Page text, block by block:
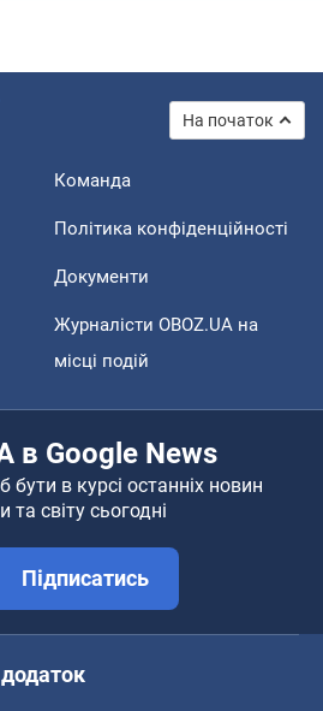
На початок
Команда
Політика конфіденційності
Документи
Журналісти OBOZ.UA на
місці подій
в Google News
бути в курсі останніх новин
та світу сьогодні
Підписатись